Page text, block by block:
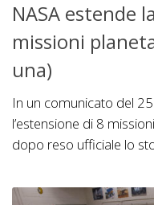
NASA estende
missioni
una)
In un comunicato del
l’estensione di 8
dopo reso ufficiale lo